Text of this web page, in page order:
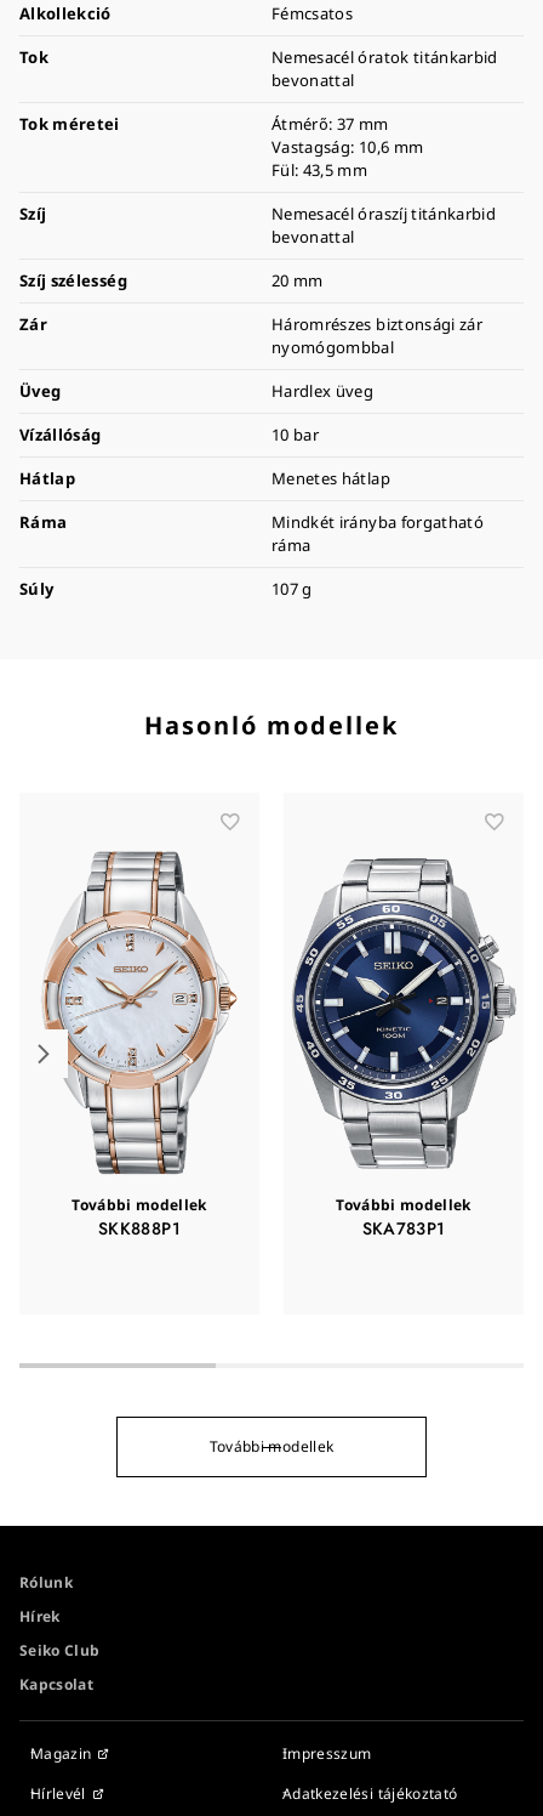
Alkollekció
Fémcsatos
Tok
Nemesacél óratok titánkarbid
bevonattal
Tok méretei
Átmérő: 37 mm
Vastagság: 10,6 mm
Fül: 43,5 mm
Szíj
Nemesacél óraszíj titánkarbid
bevonattal
Szíj szélesség
20 mm
Zár
Háromrészes biztonsági zár
nyomógombbal
Üveg
Hardlex üveg
Vízállóság
10 bar
Hátlap
Menetes hátlap
Ráma
Mindkét irányba forgatható
ráma
Súly
107 g
Hasonló modellek
További modellek
SKK888P1
További modellek
SKA783P1
További modellek
Rólunk
Hírek
Seiko Club
Kapcsolat
Magazin
Hírlevél
Impresszum
Adatkezelési tájékoztató